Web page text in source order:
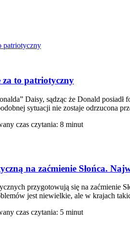
za to patriotyczny
Daisy, sądząc że Donald
sytuacji nie zostaje odrzucona
czas czytania: 8 minut
na zaćmienie Słońca.
przygotowują się na zaćmienie
jest niewielkie, ale w krajach
czas czytania: 5 minut